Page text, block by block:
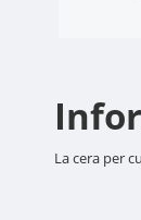
La cera per